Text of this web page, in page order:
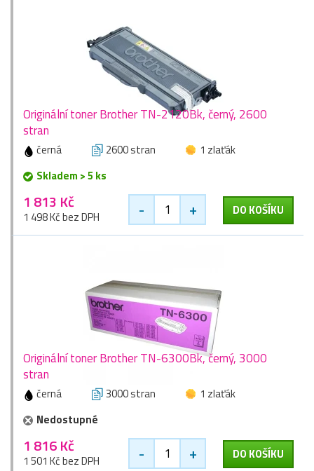
Originální toner Brother TN-2120Bk, černý, 2600
stran
černá 2600 stran
1 zlaťák
Skladem > 5 ks
1 813 Kč
1 498 Kč bez DPH - + DO KOŠÍKU
Originální toner Brother TN-6300Bk, černý, 3000
stran
černá 3000 stran
1 zlaťák
Nedostupné
1 816 Kč
1 501 Kč bez DPH - + DO KOŠÍKU